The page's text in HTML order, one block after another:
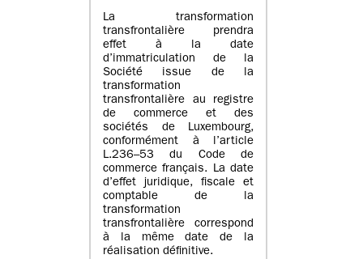
La transformation
transfrontalière prendra
effet à la date
d’immatriculation de la
Société issue de la
transformation
transfrontalière au registre
de commerce et des
sociétés de Luxembourg,
conformément à l’article
L.236–53 du Code de
commerce français. La date
d’effet juridique, fiscale et
comptable de la
transformation
transfrontalière correspond
à la même date de la
réalisation définitive.